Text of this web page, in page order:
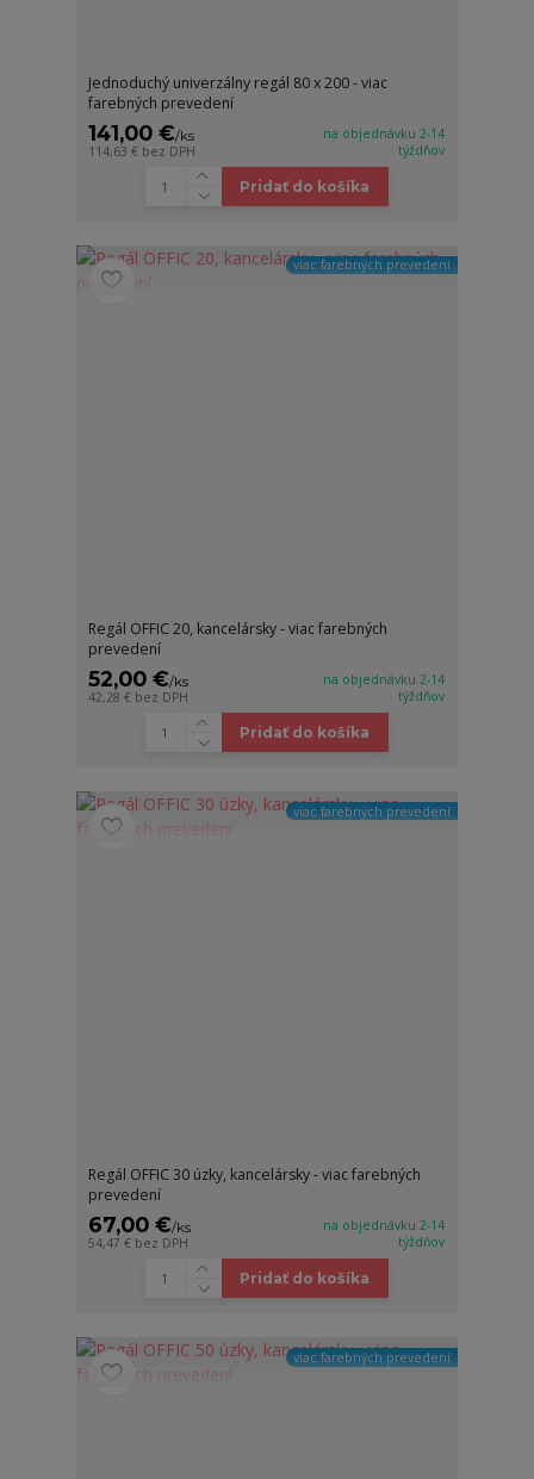
Jednoduchý univerzálny regál 80 x 200 - viac
farebných prevedení
141,00 €/ks
114,63 € bez DPH
na objednávku 2-14
týždňov
Pridať do košíka
viac farebných prevedení
Regál OFFIC 20, kancelársky - viac farebných
prevedení
52,00 €/ks
42,28 € bez DPH
na objednávku 2-14
týždňov
Pridať do košíka
viac farebných prevedení
Regál OFFIC 30 úzky, kancelársky - viac farebných
prevedení
67,00 €/ks
54,47 € bez DPH
na objednávku 2-14
týždňov
Pridať do košíka
viac farebných prevedení